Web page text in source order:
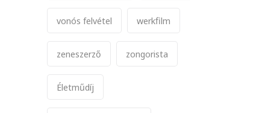
vonós felvétel werkfilm
zeneszerző zongorista
Életműdíj